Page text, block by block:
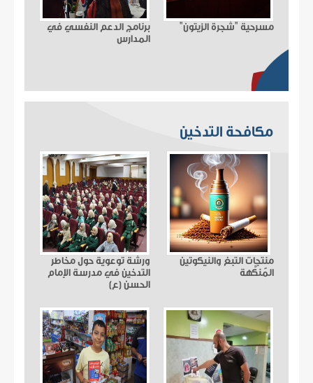
مسرحية "شجرة الزيتون"
برنامج الدعم النفسي في
المدارس
مكافحة التدخين
منتجات التبغ والنيكوتين
المُنكَّهة
ورشة توعوية حول مخاطر
التدخين في مدرسة الإمام
الحسن (ع)